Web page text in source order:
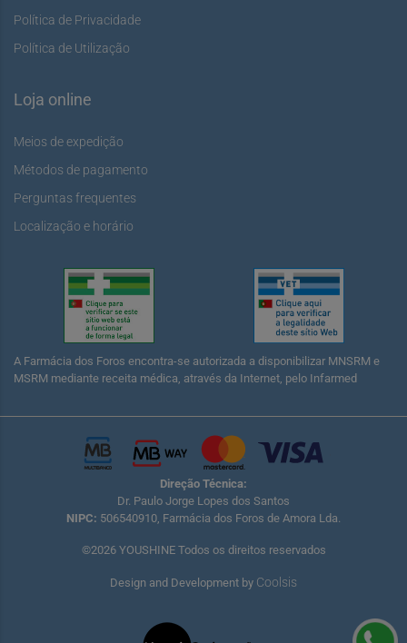
Política de Privacidade
Política de Utilização
Loja online
Meios de expedição
Métodos de pagamento
Perguntas frequentes
Localização e horário
A Farmácia dos Foros encontra-se autorizada a disponibilizar MNSRM e
MSRM mediante receita médica, através da Internet, pelo Infarmed
Direção Técnica:
Dr. Paulo Jorge Lopes dos Santos
NIPC: 506540910, Farmácia dos Foros de Amora Lda.
©2026 YOUSHINE Todos os direitos reservados
Design and Development by Coolsis